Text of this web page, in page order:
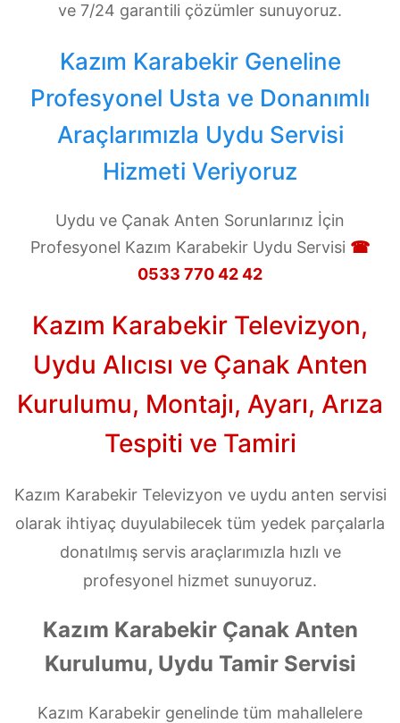
ve 7/24 garantili çözümler sunuyoruz.
Kazım Karabekir Geneline
Profesyonel Usta ve Donanımlı
Araçlarımızla Uydu Servisi
Hizmeti Veriyoruz
Uydu ve Çanak Anten Sorunlarınız İçin
Profesyonel Kazım Karabekir Uydu Servisi ☎
0533 770 42 42
Kazım Karabekir Televizyon,
Uydu Alıcısı ve Çanak Anten
Kurulumu, Montajı, Ayarı, Arıza
Tespiti ve Tamiri
Kazım Karabekir Televizyon ve uydu anten servisi
olarak ihtiyaç duyulabilecek tüm yedek parçalarla
donatılmış servis araçlarımızla hızlı ve
profesyonel hizmet sunuyoruz.
Kazım Karabekir Çanak Anten
Kurulumu, Uydu Tamir Servisi
Kazım Karabekir genelinde tüm mahallelere